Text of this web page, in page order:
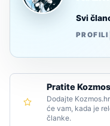
Svi
PROFILI
Pratite
Dodajte
će vam, kada je
članke.